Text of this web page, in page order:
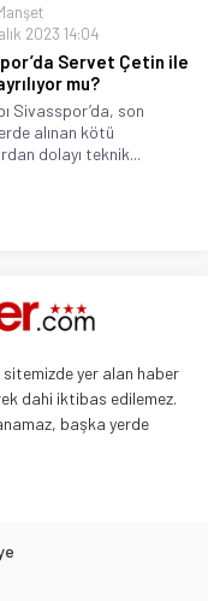
2023 14:04
Servet Çetin ile
mu?
Sivasspor’da, son
alınan kötü
dolayı teknik...
sitemizde yer alan haber
dahi iktibas edilemez.
başka yerde